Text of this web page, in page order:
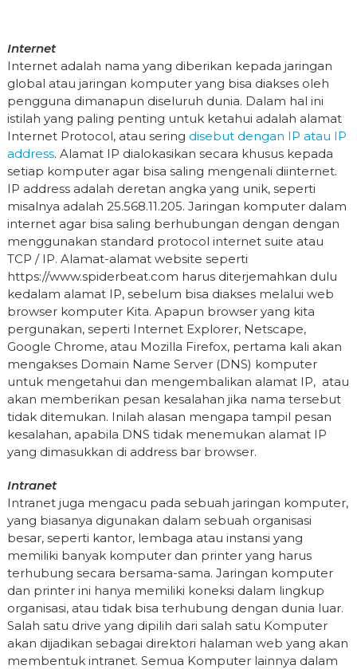
Internet
Internet adalah nama yang diberikan kepada jaringan
global atau jaringan komputer yang bisa diakses oleh
pengguna dimanapun diseluruh dunia. Dalam hal ini
istilah yang paling penting untuk ketahui adalah alamat
Internet Protocol, atau sering disebut dengan IP atau IP
address. Alamat IP dialokasikan secara khusus kepada
setiap komputer agar bisa saling mengenali diinternet.
IP address adalah deretan angka yang unik, seperti
misalnya adalah 25.568.11.205. Jaringan komputer dalam
internet agar bisa saling berhubungan dengan dengan
menggunakan standard protocol internet suite atau
TCP / IP. Alamat-alamat website seperti
https://www.spiderbeat.com harus diterjemahkan dulu
kedalam alamat IP, sebelum bisa diakses melalui web
browser komputer Kita. Apapun browser yang kita
pergunakan, seperti Internet Explorer, Netscape,
Google Chrome, atau Mozilla Firefox, pertama kali akan
mengakses Domain Name Server (DNS) komputer
untuk mengetahui dan mengembalikan alamat IP, atau
akan memberikan pesan kesalahan jika nama tersebut
tidak ditemukan. Inilah alasan mengapa tampil pesan
kesalahan, apabila DNS tidak menemukan alamat IP
yang dimasukkan di address bar browser.
Intranet
Intranet juga mengacu pada sebuah jaringan komputer,
yang biasanya digunakan dalam sebuah organisasi
besar, seperti kantor, lembaga atau instansi yang
memiliki banyak komputer dan printer yang harus
terhubung secara bersama-sama. Jaringan komputer
dan printer ini hanya memiliki koneksi dalam lingkup
organisasi, atau tidak bisa terhubung dengan dunia luar.
Salah satu drive yang dipilih dari salah satu Komputer
akan dijadikan sebagai direktori halaman web yang akan
membentuk intranet. Semua Komputer lainnya dalam